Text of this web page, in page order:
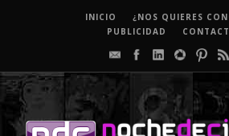
INICIO
¿NOS QUIERES
PUBLICIDAD